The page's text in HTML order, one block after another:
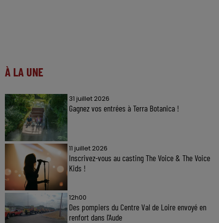
À LA UNE
31 juillet 2026
Gagnez vos entrées à Terra Botanica !
11 juillet 2026
Inscrivez-vous au casting The Voice & The Voice
Kids !
12h00
Des pompiers du Centre Val de Loire envoyé en
renfort dans l'Aude